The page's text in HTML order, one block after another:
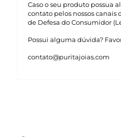
Caso o seu produto possua
contato pelos nossos
de Defesa do Consumidor
Possui alguma dúvida?
contato@puritajoias.com